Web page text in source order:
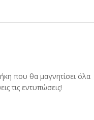
που θα μαγνητίσει όλα
τις εντυπώσεις!